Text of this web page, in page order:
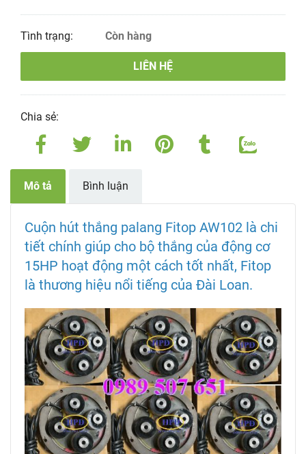
Tình trạng: Còn hàng
LIÊN HỆ
Chia sẻ:
Mô tả Bình luận
Cuộn hút thắng palang Fitop AW102 là chi
tiết chính giúp cho bộ thắng của động cơ
15HP hoạt động một cách tốt nhất, Fitop
là thương hiệu nổi tiếng của Đài Loan.